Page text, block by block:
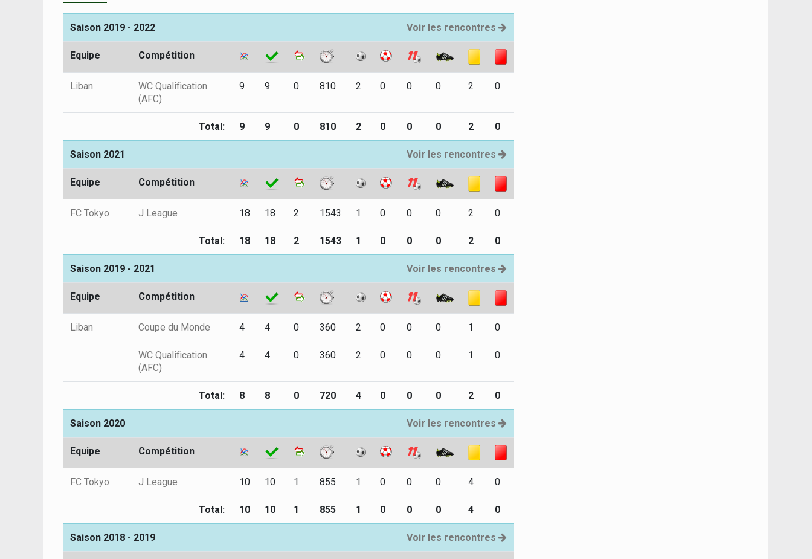
Saison 2019 - 2022 Voir les rencontres
Equipe Compétition
Liban
WC Qualification
(AFC)
9 9 0 810 2 0 0 0 2 0
Total: 9 9 0 810 2 0 0 0 2 0
Saison 2021 Voir les rencontres
Equipe Compétition
FC Tokyo J League 18 18 2 1543 1 0 0 0 2 0
Total: 18 18 2 1543 1 0 0 0 2 0
Saison 2019 - 2021 Voir les rencontres
Equipe Compétition
Liban Coupe du Monde 4 4 0 360 2 0 0 0 1 0
WC Qualification
(AFC)
4 4 0 360 2 0 0 0 1 0
Total: 8 8 0 720 4 0 0 0 2 0
Saison 2020 Voir les rencontres
Equipe Compétition
FC Tokyo J League 10 10 1 855 1 0 0 0 4 0
Total: 10 10 1 855 1 0 0 0 4 0
Saison 2018 - 2019 Voir les rencontres